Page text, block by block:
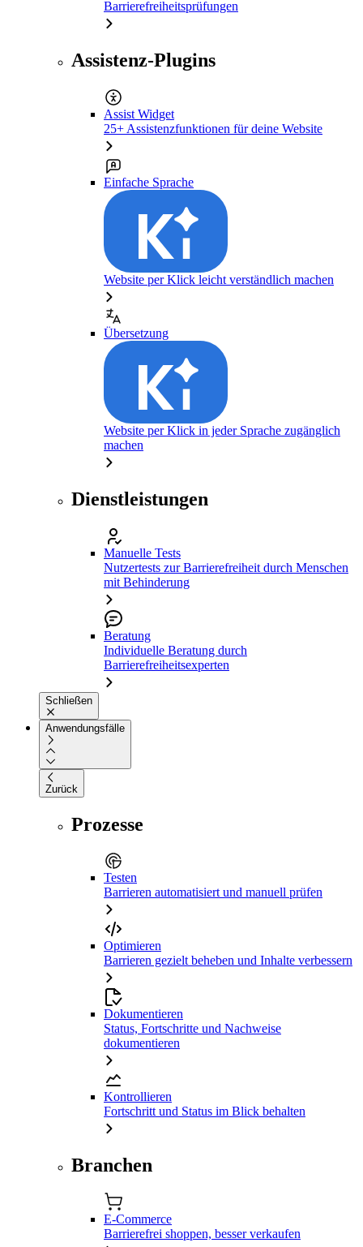
Barrierefreiheitsprüfungen
Assistenz-Plugins
Assist Widget
25+ Assistenzfunktionen für deine Website
Einfache Sprache
Website per Klick leicht verständlich machen
Übersetzung
Website per Klick in jeder Sprache zugänglich
machen
Dienstleistungen
Manuelle Tests
Nutzertests zur Barrierefreiheit durch Menschen
mit Behinderung
Beratung
Individuelle Beratung durch
Barrierefreiheitsexperten
Schließen
Anwendungsfälle
Zurück
Prozesse
Testen
Barrieren automatisiert und manuell prüfen
Optimieren
Barrieren gezielt beheben und Inhalte verbessern
Dokumentieren
Status, Fortschritte und Nachweise
dokumentieren
Kontrollieren
Fortschritt und Status im Blick behalten
Branchen
E-Commerce
Barrierefrei shoppen, besser verkaufen